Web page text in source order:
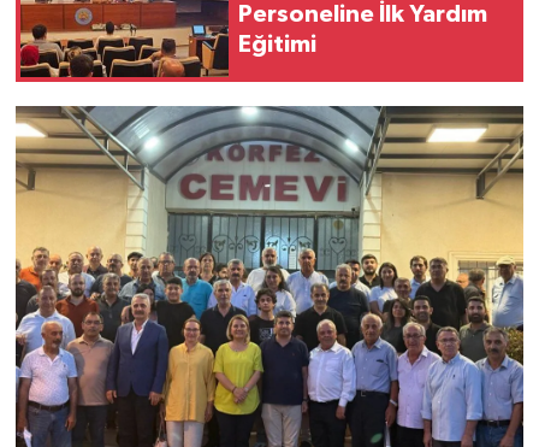
Personeline İlk Yardım
Eğitimi